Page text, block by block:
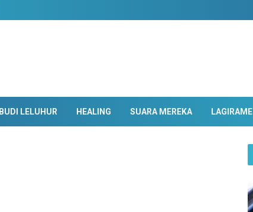
BUDI LELUHUR HEALING SUARA MEREKA LAGIRAME